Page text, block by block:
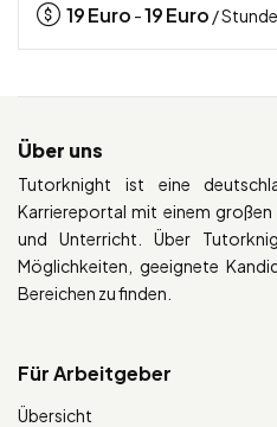
19Euro -19Euro / Stunde
Über uns
Tutorknight ist eine
Karriereportal mit einem
und Unterricht. Über
Möglichkeiten, geeignete
Bereichen zu finden.
Für Arbeitgeber
Übersicht